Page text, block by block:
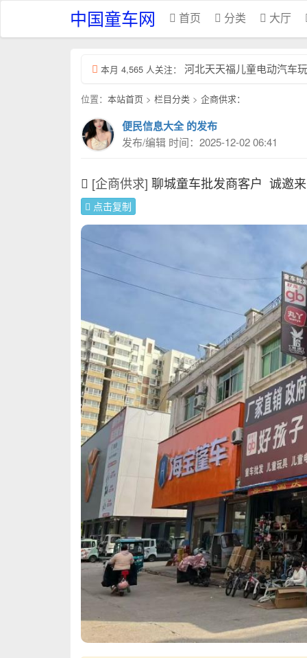
中国童车网 首页 分类 大厅
本月 4,565 人关注： 河北天天福儿童电动汽车
位置： 本站首页 > 栏目分类 > 企商供求：
便民信息大全 的发布
发布/编辑 时间：2025-12-02 06:41
[企商供求] 聊城童车批发商客户 诚邀
点击复制